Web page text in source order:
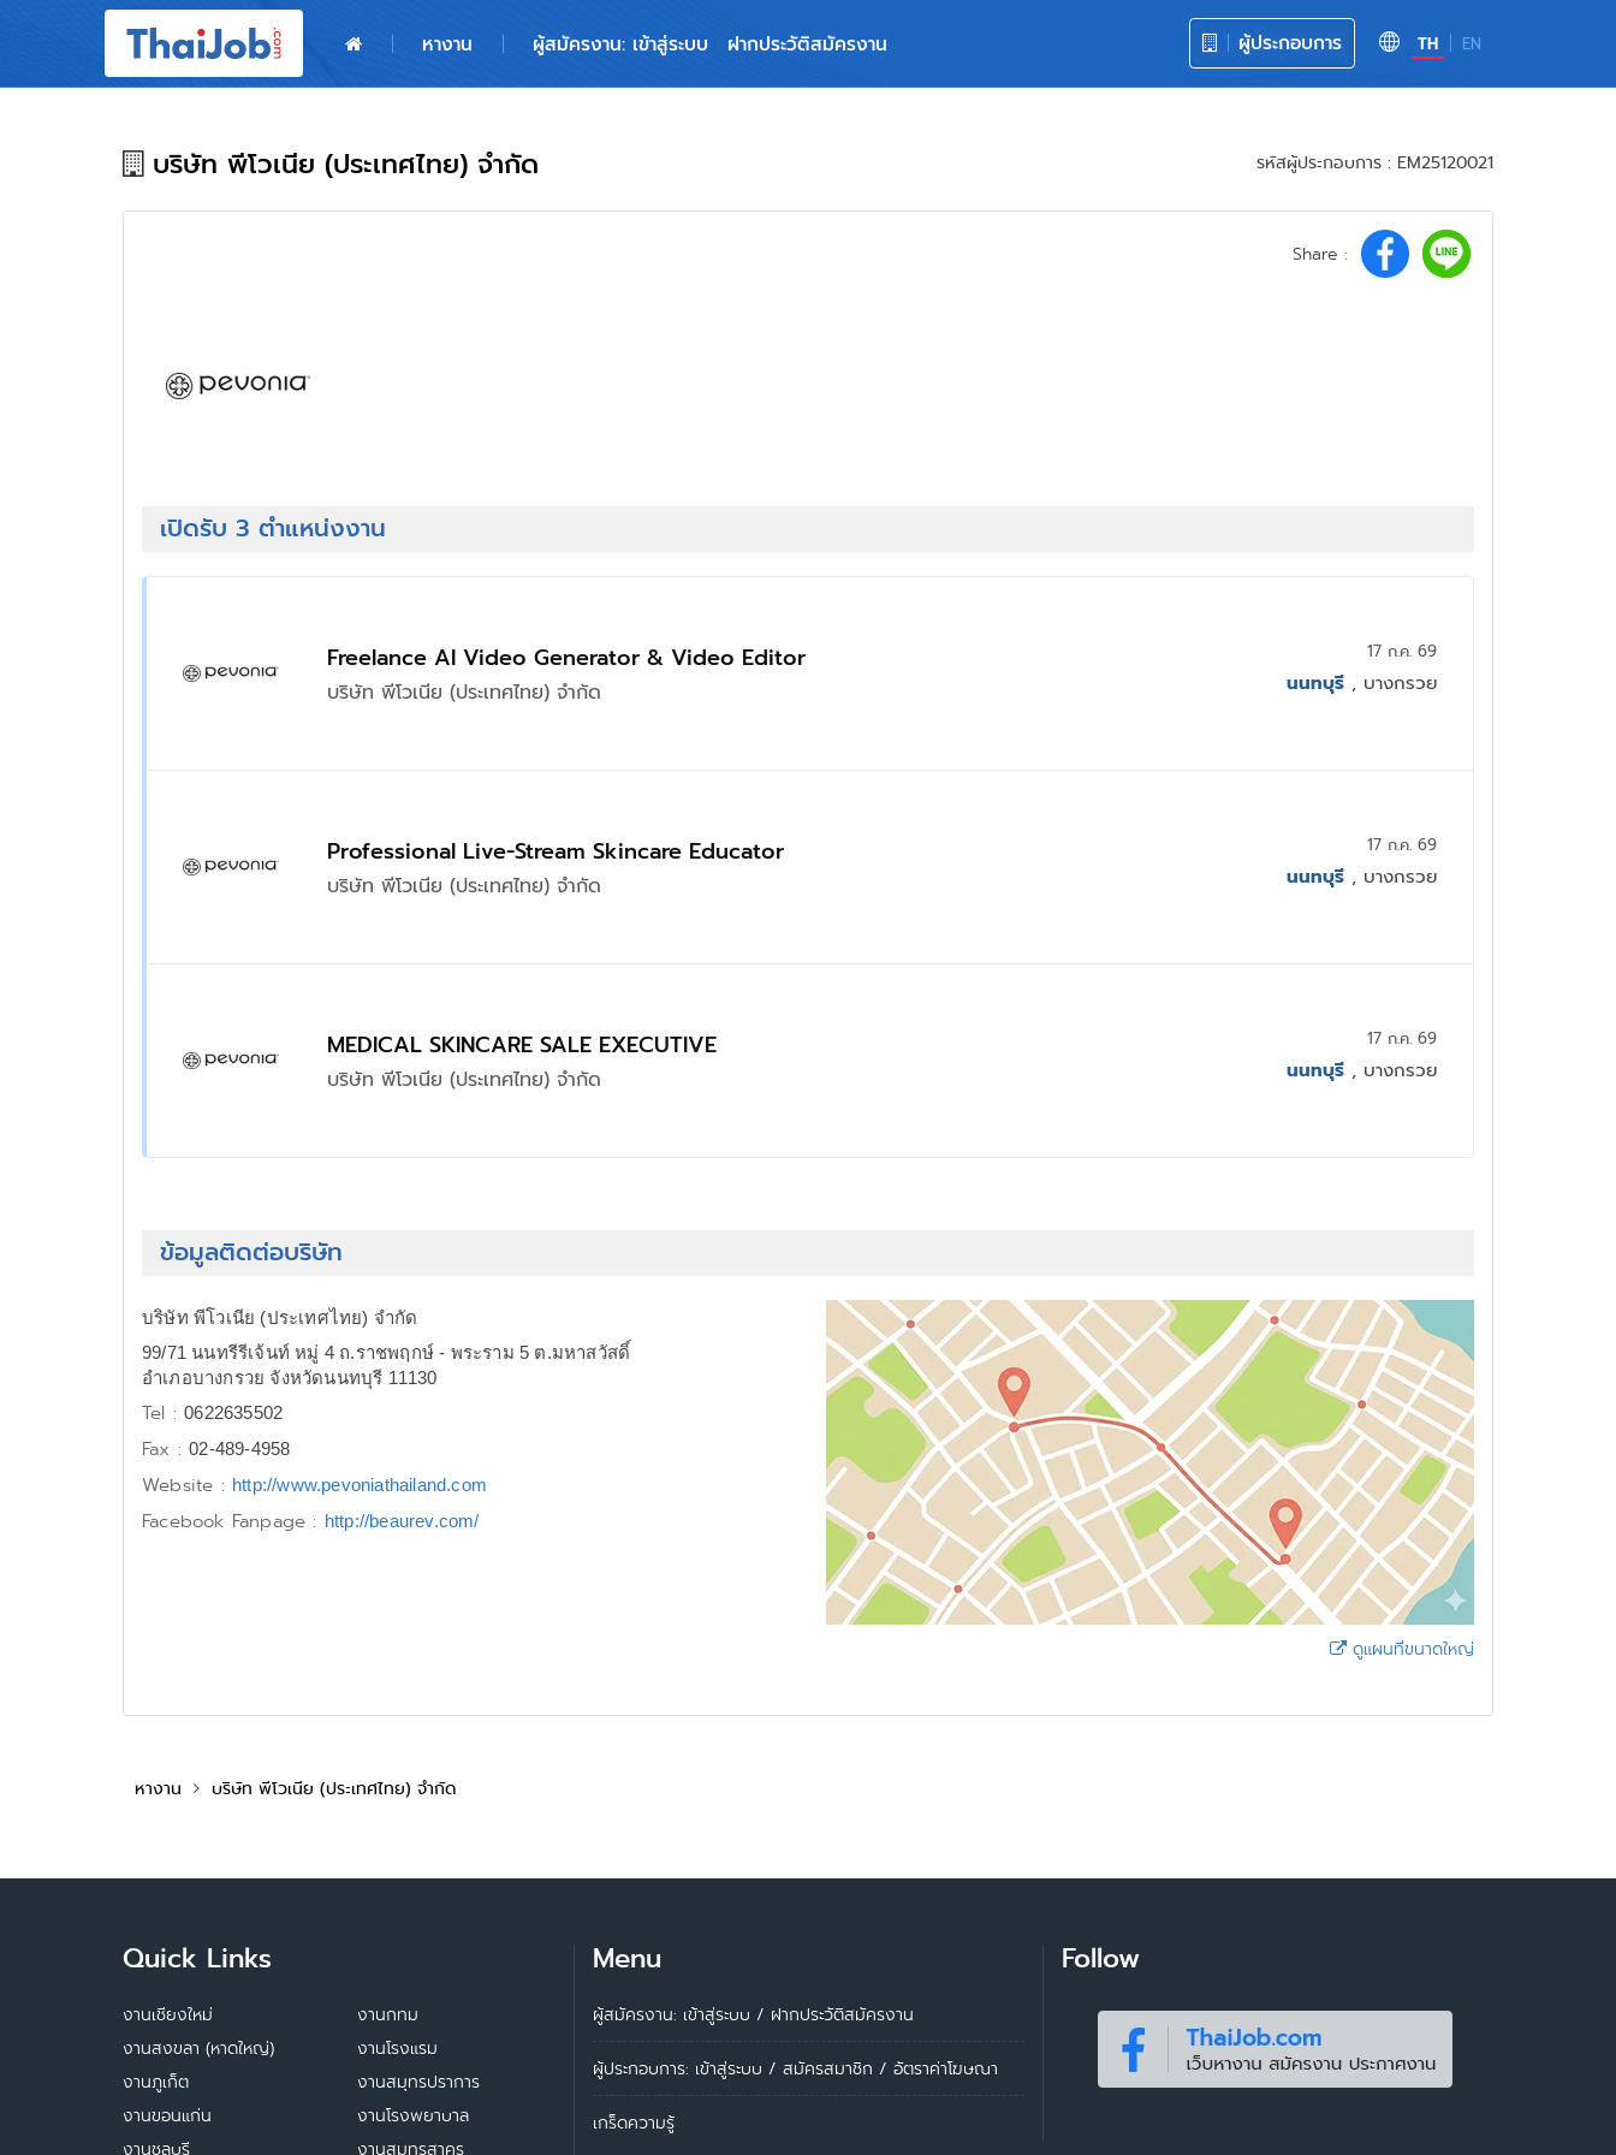
TH EN
ผู้ประกอบการ
หางาน ผู้สมัครงาน: เข้าสู่ระบบ ฝากประวัติสมัครงาน
ผู้สมัครงาน: เข้าสู่ระบบ
บริษัท พีโวเนีย (ประเทศไทย) จำกัด รหัสผู้ประกอบการ : EM25120021
Share :
เปิดรับ 3 ตำแหน่งงาน
Freelance AI Video Generator & Video Editor
บริษัท พีโวเนีย (ประเทศไทย) จำกัด
17 ก.ค. 69
นนทบุรี, บางกรวย
Professional Live-Stream Skincare Educator
บริษัท พีโวเนีย (ประเทศไทย) จำกัด
17 ก.ค. 69
นนทบุรี, บางกรวย
MEDICAL SKINCARE SALE EXECUTIVE
บริษัท พีโวเนีย (ประเทศไทย) จำกัด
17 ก.ค. 69
นนทบุรี, บางกรวย
ข้อมูลติดต่อบริษัท
บริษัท พีโวเนีย (ประเทศไทย) จำกัด
99/71 นนทรีรีเจ้นท์ หมู่ 4 ถ.ราชพฤกษ์ - พระราม 5 ต.มหาสวัสดิ์
อำเภอบางกรวย จังหวัดนนทบุรี 11130
Tel :0622635502
Fax :02-489-4958
Website : http://www.pevoniathailand.com
Facebook Fanpage : http://beaurev.com/
ดูแผนที่ขนาดใหญ่
หางาน บริษัท พีโวเนีย (ประเทศไทย) จำกัด
Quick Links
งานเชียงใหม่
งานสงขลา (หาดใหญ่)
งานภูเก็ต
งานขอนแก่น
งานชลบุรี
งานกทม
งานโรงแรม
งานสมุทรปราการ
งานโรงพยาบาล
งานสมุทรสาคร
Menu
ผู้สมัครงาน: เข้าสู่ระบบ / ฝากประวัติสมัครงาน
ผู้ประกอบการ: เข้าสู่ระบบ / สมัครสมาชิก / อัตราค่าโฆษณา
เกร็ดความรู้
Follow